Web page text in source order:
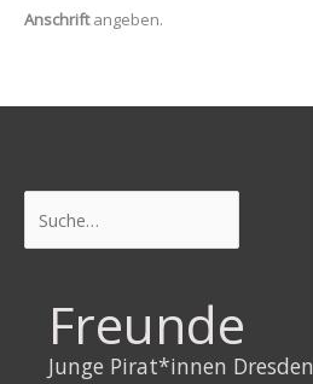
Anschriftangeben.
Freunde
Junge Pirat*innen Dresden